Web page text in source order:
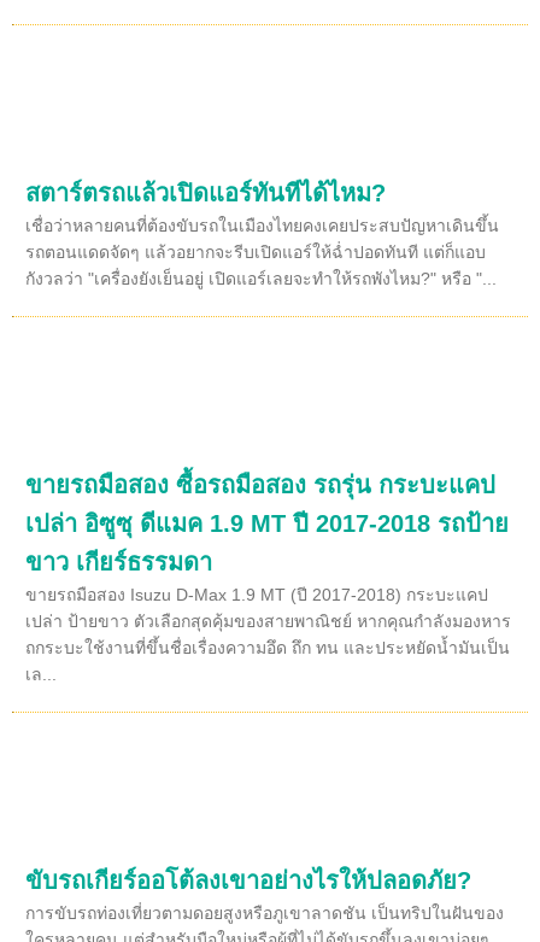
สตาร์ตรถแล้วเปิดแอร์ทันทีได้ไหม?
เชื่อว่าหลายคนที่ต้องขับรถในเมืองไทยคงเคยประสบปัญหาเดินขึ้น
รถตอนแดดจัดๆ แล้วอยากจะรีบเปิดแอร์ให้ฉ่ำปอดทันที แต่ก็แอบ
กังวลว่า "เครื่องยังเย็นอยู่ เปิดแอร์เลยจะทำให้รถพังไหม?" หรือ "...
ขายรถมือสอง ซื้อรถมือสอง รถรุ่น กระบะแคป
เปล่า อิซูซุ ดีแมค 1.9 MT ปี 2017-2018 รถป้าย
ขาว เกียร์ธรรมดา
ขายรถมือสอง Isuzu D-Max 1.9 MT (ปี 2017-2018) กระบะแคป
เปล่า ป้ายขาว ตัวเลือกสุดคุ้มของสายพาณิชย์ หากคุณกำลังมองหาร
ถกระบะใช้งานที่ขึ้นชื่อเรื่องความอึด ถึก ทน และประหยัดน้ำมันเป็น
เล...
ขับรถเกียร์ออโต้ลงเขาอย่างไรให้ปลอดภัย?
การขับรถท่องเที่ยวตามดอยสูงหรือภูเขาลาดชัน เป็นทริปในฝันของ